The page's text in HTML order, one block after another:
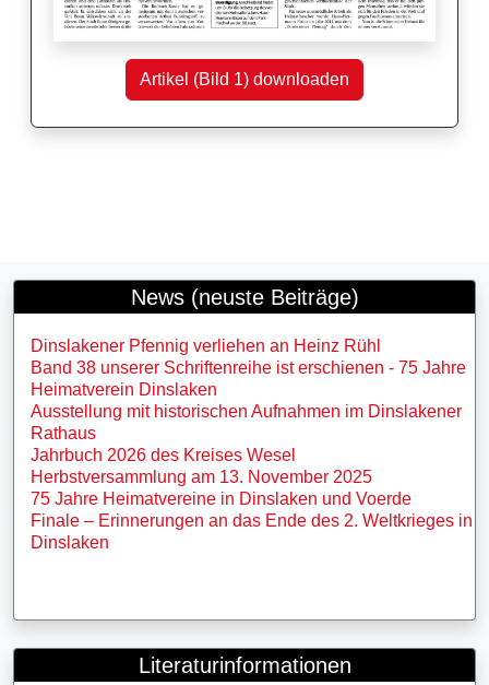
Artikel (Bild 1) downloaden
News (neuste Beiträge)
Dinslakener Pfennig verliehen an Heinz Rühl
Band 38 unserer Schriftenreihe ist erschienen - 75 Jahre
Heimatverein Dinslaken
Ausstellung mit historischen Aufnahmen im Dinslakener
Rathaus
Jahrbuch 2026 des Kreises Wesel
Herbstversammlung am 13. November 2025
75 Jahre Heimatvereine in Dinslaken und Voerde
Finale – Erinnerungen an das Ende des 2. Weltkrieges in
Dinslaken
Literaturinformationen